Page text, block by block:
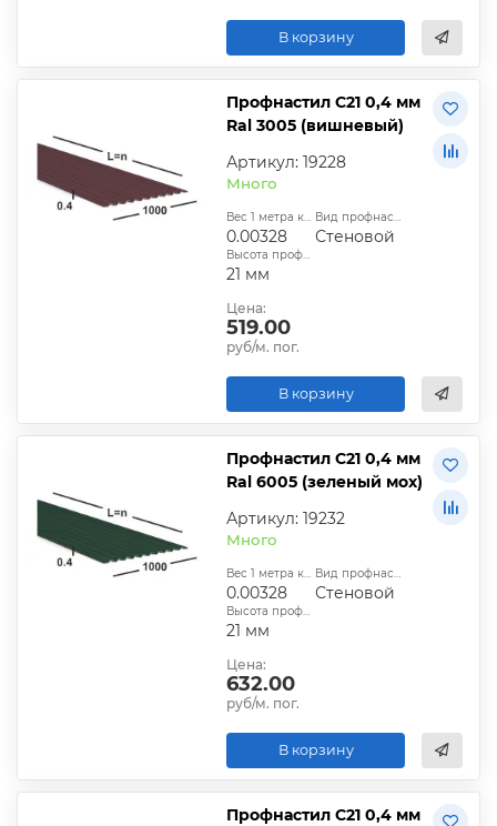
В корзину
Профнастил С21 0,4 мм
Ral 3005 (вишневый)
Артикул: 19228
Много
Вес 1 метра квадратного, т:
0.00328
Вид профнастила:
Стеновой
Высота профиля:
21 мм
Цена:
519.00
руб/м. пог.
В корзину
Профнастил С21 0,4 мм
Ral 6005 (зеленый мох)
Артикул: 19232
Много
Вес 1 метра квадратного, т:
0.00328
Вид профнастила:
Стеновой
Высота профиля:
21 мм
Цена:
632.00
руб/м. пог.
В корзину
Профнастил С21 0,4 мм